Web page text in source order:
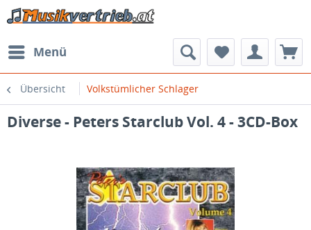
Menü
Übersicht Volkstümlicher Schlager
Diverse - Peters Starclub Vol. 4 - 3CD-Box